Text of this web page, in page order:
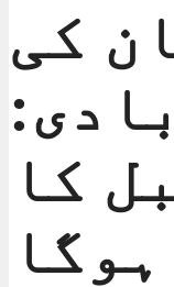
کی
کا